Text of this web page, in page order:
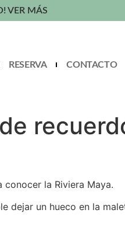
VER MÁS
RESERVA CONTACTO
la Riviera Maya.
dejar un hueco en la